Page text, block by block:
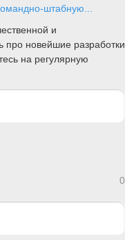
штабную...
и
про новейшие разработки
на регулярную
0